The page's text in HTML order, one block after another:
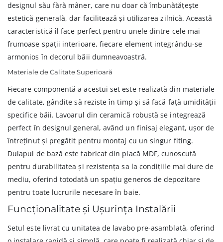
designul său fără mâner, care nu doar că îmbunătățește
estetică generală, dar facilitează și utilizarea zilnică. Această
caracteristică îl face perfect pentru unele dintre cele mai
frumoase spații interioare, fiecare element integrându-se
armonios în decorul băii dumneavoastră.
Materiale de Calitate Superioară
Fiecare componentă a acestui set este realizată din materiale
de calitate, gândite să reziste în timp și să facă față umidității
specifice băii. Lavoarul din ceramică robustă se integrează
perfect în designul general, având un finisaj elegant, ușor de
întreținut și pregătit pentru montaj cu un singur fiting.
Dulapul de bază este fabricat din placă MDF, cunoscută
pentru durabilitatea și rezistența sa la condițiile mai dure de
mediu, oferind totodată un spațiu generos de depozitare
pentru toate lucrurile necesare în baie.
Funcționalitate și Ușurința Instalării
Setul este livrat cu unitatea de lavabo pre-asamblată, oferind